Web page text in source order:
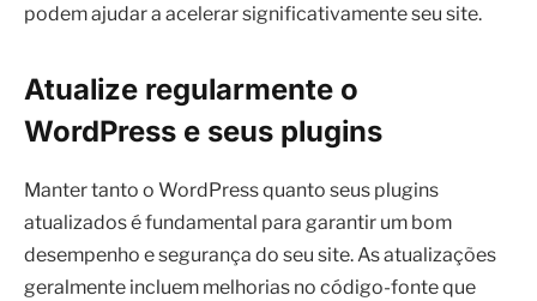
podem ajudar a acelerar significativamente seu site.
Atualize regularmente o
WordPress e seus plugins
Manter tanto o WordPress quanto seus plugins
atualizados é fundamental para garantir um bom
desempenho e segurança do seu site. As atualizações
geralmente incluem melhorias no código-fonte que